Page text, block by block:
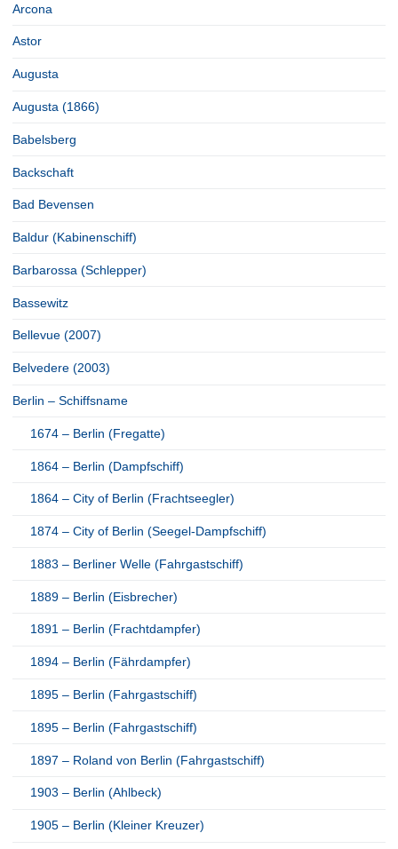
Arcona
Astor
Augusta
Augusta (1866)
Babelsberg
Backschaft
Bad Bevensen
Baldur (Kabinenschiff)
Barbarossa (Schlepper)
Bassewitz
Bellevue (2007)
Belvedere (2003)
Berlin – Schiffsname
1674 – Berlin (Fregatte)
1864 – Berlin (Dampfschiff)
1864 – City of Berlin (Frachtseegler)
1874 – City of Berlin (Seegel-Dampfschiff)
1883 – Berliner Welle (Fahrgastschiff)
1889 – Berlin (Eisbrecher)
1891 – Berlin (Frachtdampfer)
1894 – Berlin (Fährdampfer)
1895 – Berlin (Fahrgastschiff)
1895 – Berlin (Fahrgastschiff)
1897 – Roland von Berlin (Fahrgastschiff)
1903 – Berlin (Ahlbeck)
1905 – Berlin (Kleiner Kreuzer)